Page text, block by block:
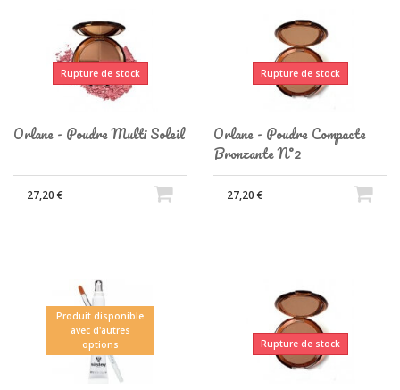
Rupture de stock
Orlane - Poudre Multi Soleil
27,20 €
Rupture de stock
Orlane - Poudre Compacte
Bronzante N°2
27,20 €
Produit disponible
avec d'autres
options
Rupture de stock